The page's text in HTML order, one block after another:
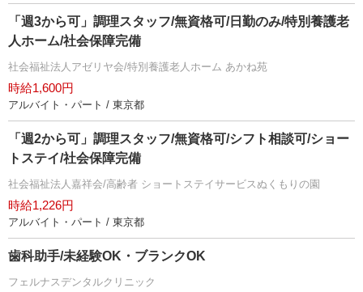
「週3から可」調理スタッフ/無資格可/日勤のみ/特別養護老
人ホーム/社会保障完備
社会福祉法人アゼリヤ会/特別養護老人ホーム あかね苑
時給1,600円
アルバイト・パート / 東京都
「週2から可」調理スタッフ/無資格可/シフト相談可/ショー
トステイ/社会保障完備
社会福祉法人嘉祥会/高齢者 ショートステイサービスぬくもりの園
時給1,226円
アルバイト・パート / 東京都
歯科助手/未経験OK・ブランクOK
フェルナスデンタルクリニック